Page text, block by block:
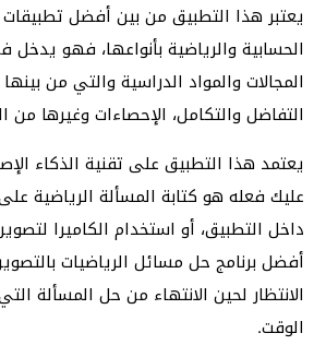
يعتبر هذا التطبيق من بين أفضل
الحسابية والرياضية بأنواعها، فهو
المجالات والمواد الدراسية والتي من بينها
التفاضل والتكامل، الإحصاءات وغيرها من
يعتمد هذا التطبيق على تقنية الذكاء
عليك فعله هو كتابة المسألة الرياضية
داخل التطبيق، أو استخدام الكاميرا
أفضل برنامج حل مسائل الرياضيات
الانتظار لحين الانتهاء من حل المسألة
الوقت.